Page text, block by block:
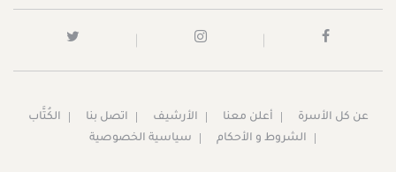
عن كل الأسرة أعلن معنا الأرشيف اتصل بنا
الكُتَّاب
الشروط و الأحكام
سياسية الخصوصية